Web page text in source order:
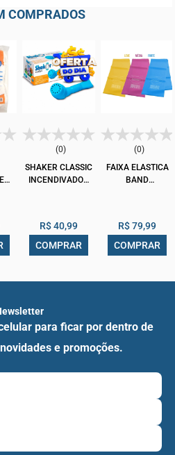
COMPRADOS
(0)
SHAKER CLASSIC
INCENDIVADOR
R$ 40,99
COMPRAR
(0)
FAIXA ELASTICA
BAND
R$ 79,99
COMPRAR
para ficar por dentro de
e promoções.